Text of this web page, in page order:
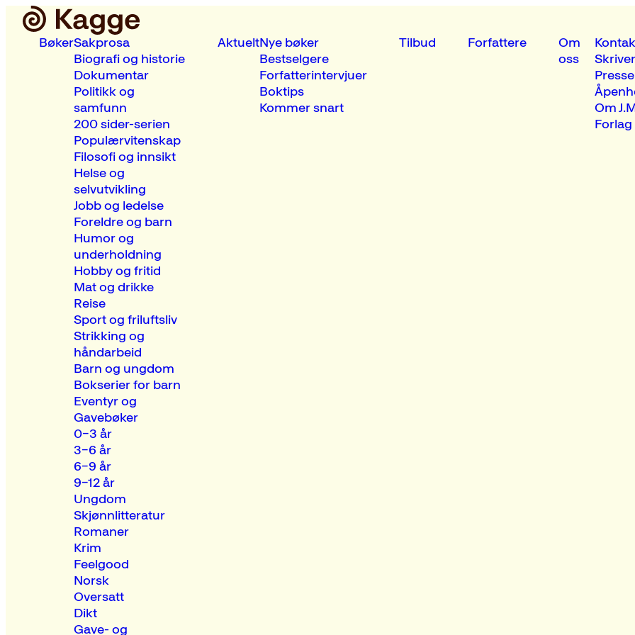
BøkerSakprosa
Biografi og historie
Dokumentar
Politikk og
samfunn
200 sider-serien
Populærvitenskap
Filosofi og innsikt
Helse og
selvutvikling
Jobb og ledelse
Foreldre og barn
Humor og
underholdning
Hobby og fritid
Mat og drikke
Reise
Sport og friluftsliv
Strikking og
håndarbeid
Barn og ungdom
Bokserier for barn
Eventyr og
Gavebøker
0–3 år
3–6 år
6–9 år
9–12 år
Ungdom
Skjønnlitteratur
Romaner
Krim
Feelgood
Norsk
Oversatt
Dikt
Gave- og
AktueltNye bøker
Bestselgere
Forfatterintervjuer
Boktips
Kommer snart
Tilbud Forfattere
Om
oss
Presse
Om
Forlag